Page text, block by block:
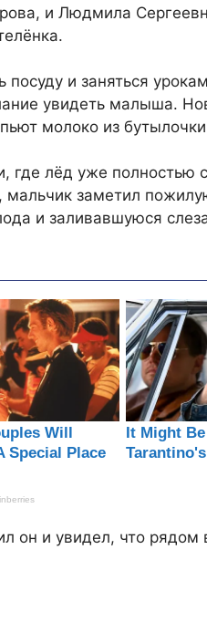
и Людмила
и заняться
увидеть малыша.
молоко из
где лёд уже полностью
мальчик заметил
и заливавшуюся
он и увидел, что рядом